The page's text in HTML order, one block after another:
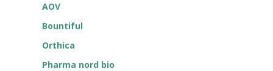
AOV
Bountiful
Orthica
Pharma nord bio